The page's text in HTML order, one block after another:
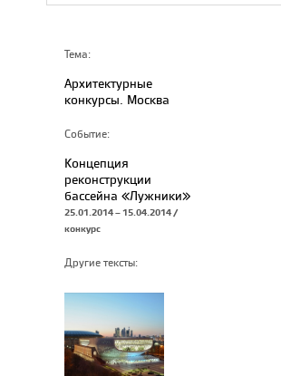
Тема:
Архитектурные
конкурсы. Москва
Событие:
Концепция
реконструкции
бассейна «Лужники»
25.01.2014 – 15.04.2014 /
конкурс
Другие тексты: